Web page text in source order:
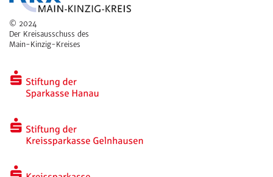
© 2024
Der Kreisausschuss des
Main-Kinzig-Kreises